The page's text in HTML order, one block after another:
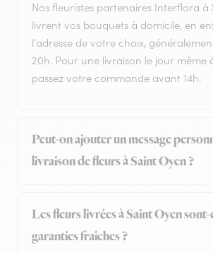
Nos fleuristes partenaires Interflora à
livrent vos bouquets à domicile, en
l'adresse de votre choix,
20h. Pour une livraison le jour même
passez votre commande avant 14h.
Peut-on ajouter un message
livraison de fleurs à Saint Oyen ?
Les fleurs livrées à Saint Oyen sont-
garanties fraîches ?